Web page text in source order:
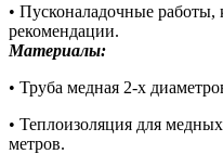
• Пусконаладочные работы,
рекомендации.
Материалы:
• Труба медная 2-х
• Теплоизоляция для
метров.